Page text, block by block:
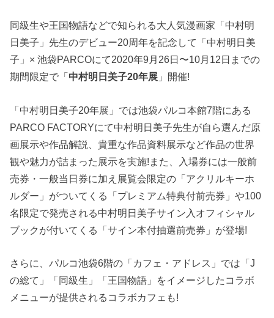
同級生や王国物語などで知られる大人気漫画家「中村明
日美子」先生のデビュー20周年を記念して「中村明日美
子」× 池袋PARCOにて2020年9月26日〜10月12日までの
期間限定で「 中村明日美子20年展 」開催!
「中村明日美子20年展」では池袋パルコ本館7階にある
PARCO FACTORYにて中村明日美子先生が自ら選んだ原
画展示や作品解説、貴重な作品資料展示など作品の世界
観や魅力が詰まった展示を実施!また、入場券には一般前
売券・一般当日券に加え展覧会限定の「アクリルキーホ
ルダー」がついてくる「プレミアム特典付前売券」や100
名限定で発売される中村明日美子サイン入オフィシャル
ブックが付いてくる「サイン本付抽選前売券」が登場!
さらに、パルコ池袋6階の「カフェ・アドレス」では「J
の総て」「同級生」「王国物語」をイメージしたコラボ
メニューが提供されるコラボカフェも!